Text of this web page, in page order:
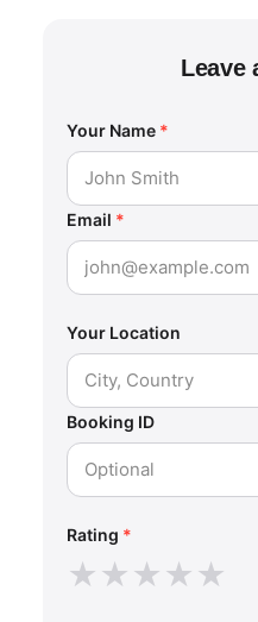
Leave
Your Name *
Email *
Your Location
Booking ID
Rating *
★★★★★